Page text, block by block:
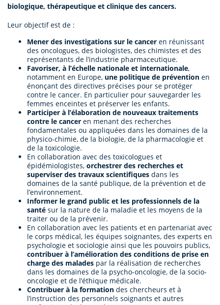
biologique, thérapeutique et clinique des cancers.
Leur objectif est de :
Mener des investigations sur le cancer en réunissant
des oncologues, des biologistes, des chimistes et des
représentants de l’industrie pharmaceutique.
Favoriser, à l’échelle nationale et internationale,
notamment en Europe, une politique de prévention en
énonçant des directives précises pour se protéger
contre le cancer. En particulier pour sauvegarder les
femmes enceintes et préserver les enfants.
Participer à l’élaboration de nouveaux traitements
contre le cancer en menant des recherches
fondamentales ou appliquées dans les domaines de la
physico-chimie, de la biologie, de la pharmacologie et
de la toxicologie.
En collaboration avec des toxicologues et
épidémiologistes, orchestrer des recherches et
superviser des travaux scientifiques dans les
domaines de la santé publique, de la prévention et de
l’environnement.
Informer le grand public et les professionnels de la
santé sur la nature de la maladie et les moyens de la
traiter ou de la prévenir.
En collaboration avec les patients et en partenariat avec
le corps médical, les équipes soignantes, des experts en
psychologie et sociologie ainsi que les pouvoirs publics,
contribuer à l’amélioration des conditions de prise en
charge des malades par la réalisation de recherches
dans les domaines de la psycho-oncologie, de la socio-
oncologie et de l’éthique médicale.
Contribuer à la formation des chercheurs et à
l’instruction des personnels soignants et autres